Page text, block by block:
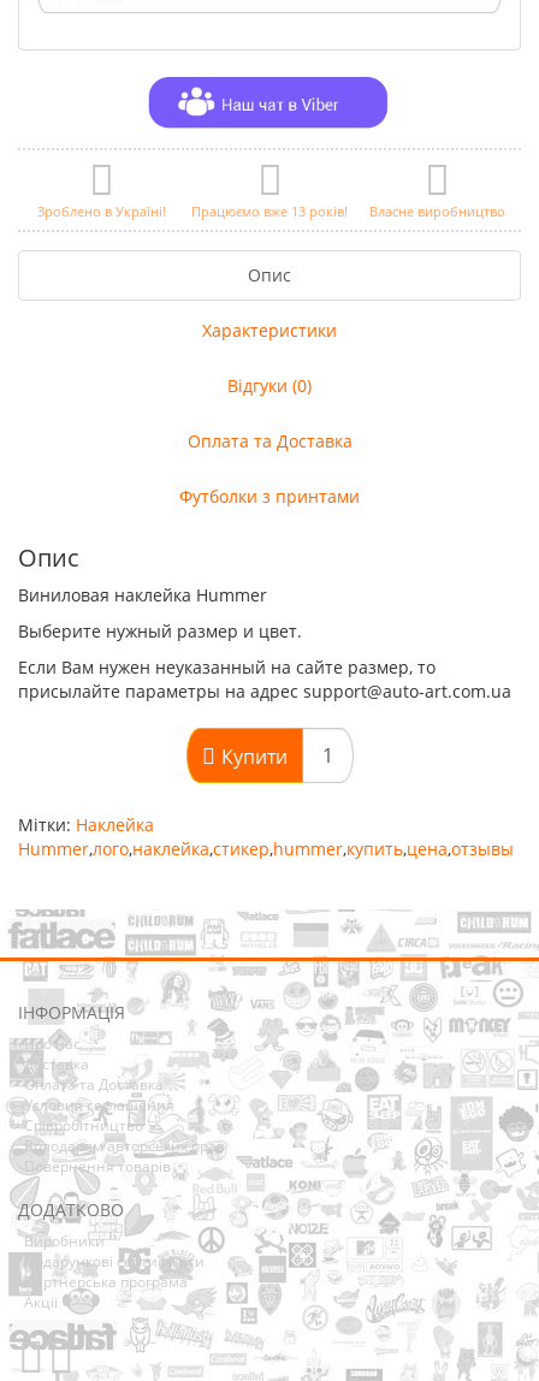
Зроблено в Україні! Працюємо вже 13 років! Власне виробництво
Опис
Характеристики
Відгуки (0)
Оплата та Доставка
Футболки з принтами
Опис
Виниловая наклейка Hummer
Выберите нужный размер и цвет.
Если Вам нужен неуказанный на сайте размер, то
присылайте параметры на адрес support@auto-art.com.ua
Купити
Мітки: Наклейка
Hummer,лого,наклейка,стикер,hummer,купить,цена,отзывы
ІНФОРМАЦІЯ
Про нас
Доставка
Оплата та Доставка
Условия соглашения
Співробітництво
Володарям авторських прав
Повернення товарів
ДОДАТКОВО
Виробники
Подарункові сертифікати
Партнерська програма
Акції